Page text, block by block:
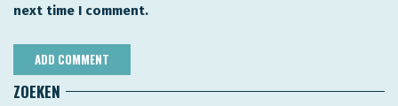
next time I comment.
ZOEKEN